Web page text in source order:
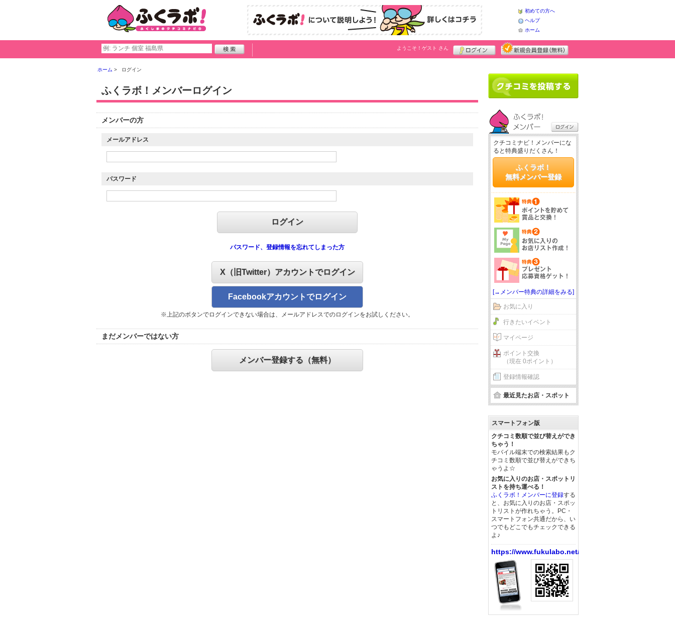
初めての方へ
ヘルプ
ホーム
ようこそ！ ゲスト さん
ホーム ログイン
ふくラボ！メンバーログイン
メンバーの方
メールアドレス
パスワード
パスワード、登録情報を忘れてしまった方
X（旧Twitter）アカウントでログイン
Facebookアカウントでログイン
※上記のボタンでログインできない場合は、メールアドレスでのログインをお試しください。
まだメンバーではない方
メンバー登録する（無料）
クチコミナビ！メンバーにな
ると特典盛りだくさん！
ふくラボ！
無料メンバー登録
[→メンバー特典の詳細をみる]
お気に入り
行きたいイベント
マイページ
ポイント交換
（現在 0ポイント）
登録情報確認
最近見たお店・スポット
スマートフォン版
クチコミ数順で並び替えができ
ちゃう！
モバイル端末での検索結果もク
チコミ数順で並び替えができち
ゃうよ☆
お気に入りのお店・スポットリ
ストを持ち運べる！
ふくラボ！メンバーに登録する
と、お気に入りのお店・スポッ
トリストが作れちゃう。PC・
スマートフォン共通だから、い
つでもどこでもチェックできる
よ♪
https://www.fukulabo.net/